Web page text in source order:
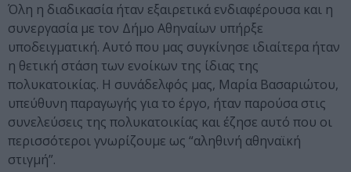
Όλη η διαδικασία ήταν εξαιρετικά ενδιαφέρουσα και η
συνεργασία με τον Δήμο Αθηναίων υπήρξε
υποδειγματική. Αυτό που μας συγκίνησε ιδιαίτερα ήταν
η θετική στάση των ενοίκων της ίδιας της
πολυκατοικίας. Η συνάδελφός μας, Μαρία Βασαριώτου,
υπεύθυνη παραγωγής για το έργο, ήταν παρούσα στις
συνελεύσεις της πολυκατοικίας και έζησε αυτό που οι
περισσότεροι γνωρίζουμε ως “αληθινή αθηναϊκή
στιγμή”.